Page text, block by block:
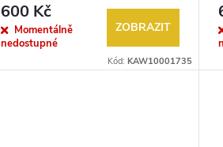
600 Kč
Momentálně
nedostupné
ZOBRAZIT
Kód: KAW10001735